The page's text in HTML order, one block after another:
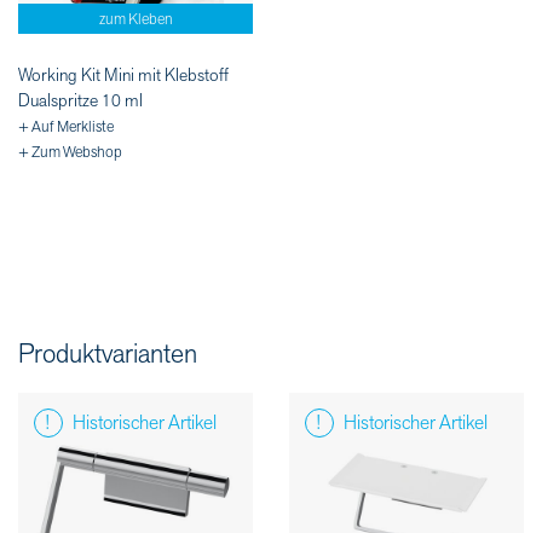
zum Kleben
Working Kit Mini mit Klebstoff
Dualspritze 10 ml
+ Auf Merkliste
+ Zum Webshop
Produktvarianten
Historischer Artikel Historischer Artikel